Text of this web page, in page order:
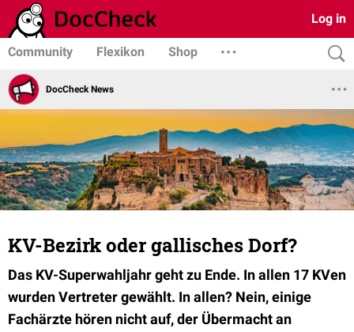
Log in
Community Flexikon Shop
DocCheck News
KV-Bezirk oder gallisches Dorf?
Das KV-Superwahljahr geht zu Ende. In allen 17 KVen
wurden Vertreter gewählt. In allen? Nein, einige
Fachärzte hören nicht auf, der Übermacht an